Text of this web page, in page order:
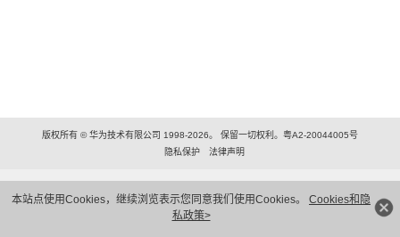
本站点使用Cookies，继续浏览表示您同意我们使用Cookies。 Cookies和隐
私政策>
版权所有 © 华为技术有限公司 1998-2026。 保留一切权利。粤A2-20044005号
隐私保护
法律声明